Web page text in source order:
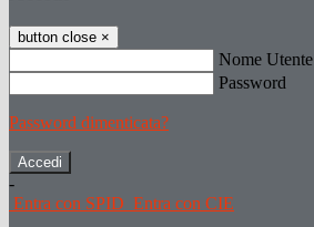
button close ×
Nome Utente
Password
Password dimenticata?
-
Entra con SPID Entra con CIE